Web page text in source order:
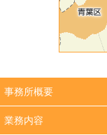
事務所概要
業務内容